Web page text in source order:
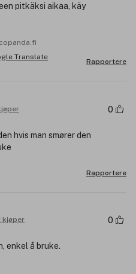
pitkäksi aikaa, käy
Rapportere
0
hvis man smører den
Rapportere
kjøper 0
enkel å bruke.